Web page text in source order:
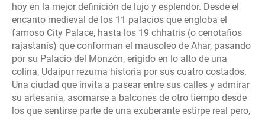
hoy en la mejor definición de lujo y esplendor. Desde el
encanto medieval de los 11 palacios que engloba el
famoso City Palace, hasta los 19 chhatris (o cenotafios
rajastanís) que conforman el mausoleo de Ahar, pasando
por su Palacio del Monzón, erigido en lo alto de una
colina, Udaipur rezuma historia por sus cuatro costados.
Una ciudad que invita a pasear entre sus calles y admirar
su artesanía, asomarse a balcones de otro tiempo desde
los que sentirse parte de una exuberante estirpe real pero,